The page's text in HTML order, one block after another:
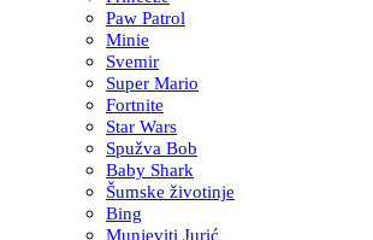
Paw Patrol
Minie
Svemir
Super Mario
Fortnite
Star Wars
Spužva Bob
Baby Shark
Šumske životinje
Bing
Munjeviti Jurić